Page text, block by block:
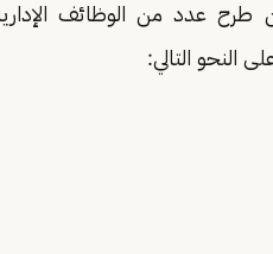
طرح عدد من الوظائف